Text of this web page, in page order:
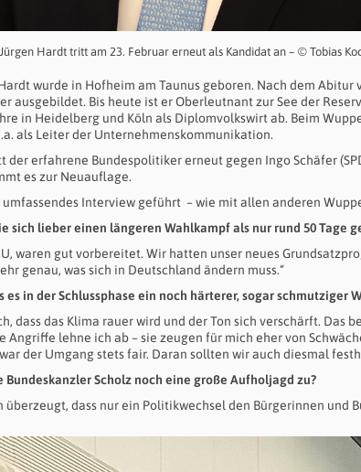
Hardt tritt am 23. Februar erneut als Kandidat an – © Tobias
wurde in Hofheim am Taunus geboren. Nach dem
ausgebildet. Bis heute ist er Oberleutnant zur See der
in Heidelberg und Köln als Diplomvolkswirt ab. Beim
als Leiter der Unternehmenskommunikation.
der erfahrene Bundespolitiker erneut gegen Ingo Schäfer
es zur Neuauflage.
Interview geführt – wie mit allen anderen
sich lieber einen längeren Wahlkampf als nur rund 50 Tage
waren gut vorbereitet. Wir hatten unser neues
genau, was sich in Deutschland ändern muss.“
es in der Schlussphase ein noch härterer, sogar schmutziger
dass das Klima rauer wird und der Ton sich verschärft. Das
Angriffe lehne ich ab – sie zeugen für mich eher von
der Umgang stets fair. Daran sollten wir auch diesmal
Bundeskanzler Scholz noch eine große Aufholjagd zu?
überzeugt, dass nur ein Politikwechsel den Bürgerinnen und